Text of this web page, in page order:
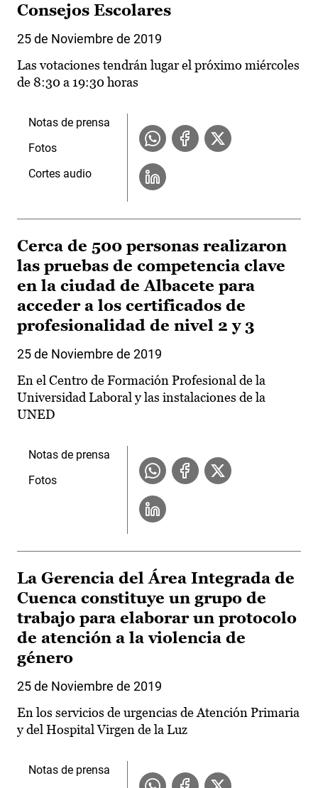
Consejos Escolares
25 de Noviembre de 2019
Las votaciones tendrán lugar el próximo miércoles
de 8:30 a 19:30 horas
Notas de prensa
Fotos
Cortes audio
Cerca de 500 personas realizaron
las pruebas de competencia clave
en la ciudad de Albacete para
acceder a los certificados de
profesionalidad de nivel 2 y 3
25 de Noviembre de 2019
En el Centro de Formación Profesional de la
Universidad Laboral y las instalaciones de la
UNED
Notas de prensa
Fotos
La Gerencia del Área Integrada de
Cuenca constituye un grupo de
trabajo para elaborar un protocolo
de atención a la violencia de
género
25 de Noviembre de 2019
En los servicios de urgencias de Atención Primaria
y del Hospital Virgen de la Luz
Notas de prensa